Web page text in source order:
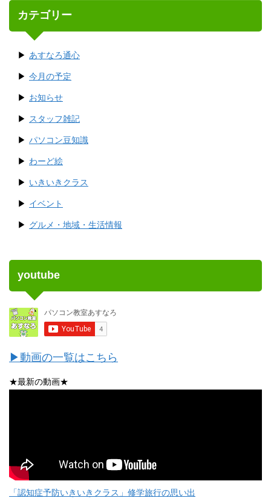
カテゴリー
あすなろ通心
今月の予定
お知らせ
スタッフ雑記
パソコン豆知識
わーど絵
いきいきクラス
イベント
グルメ・地域・生活情報
youtube
▶動画の一覧はこちら
★最新の動画★
「認知症予防いきいきクラス」修学旅行の思い出